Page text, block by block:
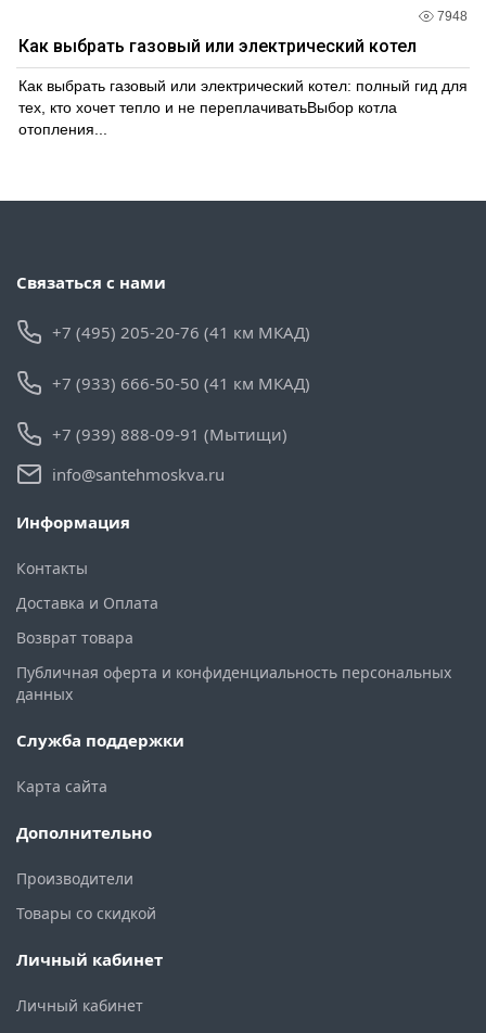
7948
Как выбрать газовый или электрический котел
Как выбрать газовый или электрический котел: полный гид для
тех, кто хочет тепло и не переплачиватьВыбор котла
отопления...
Связаться с нами
+7 (495) 205-20-76 (41 км МКАД)
+7 (933) 666-50-50 (41 км МКАД)
+7 (939) 888-09-91 (Мытищи)
info@santehmoskva.ru
Информация
Контакты
Доставка и Оплата
Возврат товара
Публичная оферта и конфиденциальность персональных
данных
Служба поддержки
Карта сайта
Дополнительно
Производители
Товары со скидкой
Личный кабинет
Личный кабинет